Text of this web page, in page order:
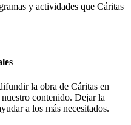
y actividades que Cáritas
la obra de Cáritas en
contenido. Dejar la
a los más necesitados.